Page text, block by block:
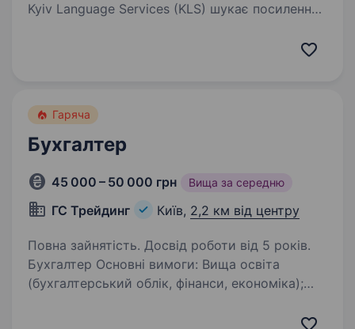
Kyiv Language Services (KLS) шукає посилення
Гаряча
Бухгалтер
45 000 – 50 000 грн Вища за середню
ГС Трейдинг Київ, 2,2 км від центру
Повна зайнятість. Досвід роботи від 5 років.
Бухгалтер Основні вимоги: Вища освіта
(бухгалтерський облік, фінанси, економіка);